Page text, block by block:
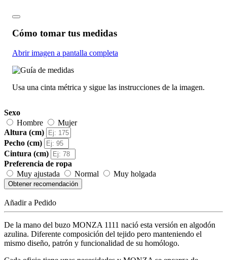
Cómo tomar tus medidas
Abrir imagen a pantalla completa
Usa una cinta métrica y sigue las instrucciones de la imagen.
Sexo
Hombre
Mujer
Altura (cm)
Pecho (cm)
Cintura (cm)
Preferencia de ropa
Muy ajustada
Normal Muy holgada
Obtener recomendación
Añadir a Pedido
De la mano del buzo MONZA 1111 nació esta versión en algodón
azulina. Diferente composición del tejido pero manteniendo el
mismo diseño, patrón y funcionalidad de su homólogo.